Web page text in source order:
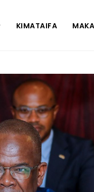
KIMATAIFA